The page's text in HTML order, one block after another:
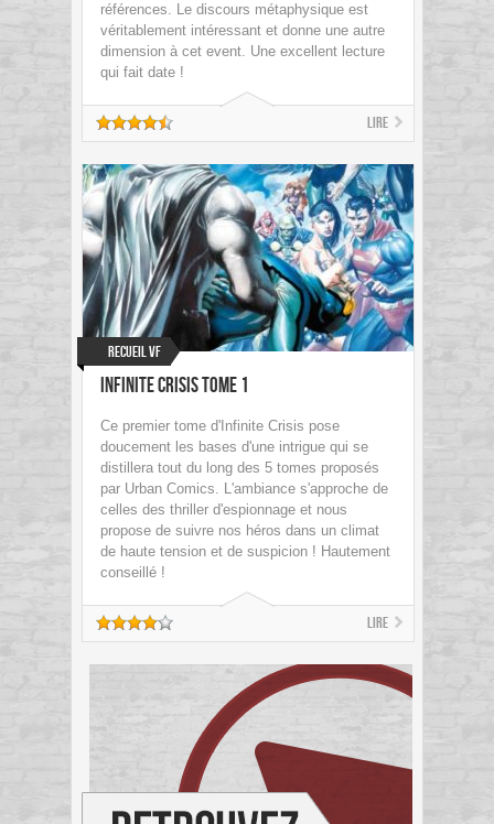
références. Le discours métaphysique est
véritablement intéressant et donne une autre
dimension à cet event. Une excellent lecture
qui fait date !
Lire
Recueil VF
Infinite Crisis Tome 1
Ce premier tome d'Infinite Crisis pose
doucement les bases d'une intrigue qui se
distillera tout du long des 5 tomes proposés
par Urban Comics. L'ambiance s'approche de
celles des thriller d'espionnage et nous
propose de suivre nos héros dans un climat
de haute tension et de suspicion ! Hautement
conseillé !
Lire